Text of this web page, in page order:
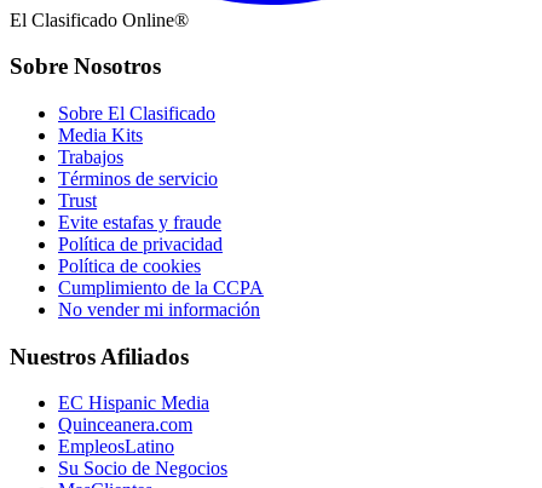
El Clasificado Online®
Sobre Nosotros
Sobre El Clasificado
Media Kits
Trabajos
Términos de servicio
Trust
Evite estafas y fraude
Política de privacidad
Política de cookies
Cumplimiento de la CCPA
No vender mi información
Nuestros Afiliados
EC Hispanic Media
Quinceanera.com
EmpleosLatino
Su Socio de Negocios